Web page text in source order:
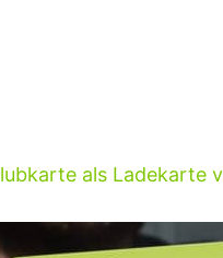
als Ladekarte